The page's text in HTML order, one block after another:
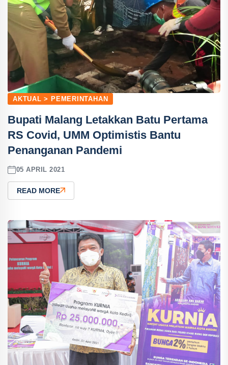
AKTUAL > PEMERINTAHAN
Bupati Malang Letakkan Batu Pertama
RS Covid, UMM Optimistis Bantu
Penanganan Pandemi
05 APRIL 2021
READ MORE